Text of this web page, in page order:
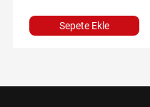
Sepete Ekle